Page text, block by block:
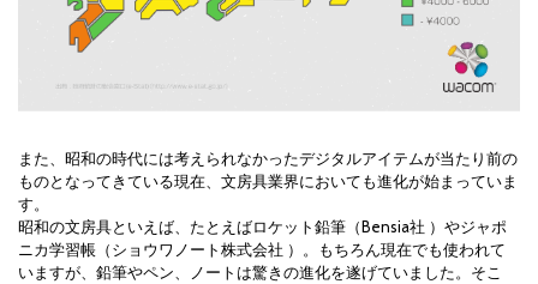
また、昭和の時代には考えられなかったデジタルアイテムが当たり前の
ものとなってきている現在、文房具業界においても進化が始まっていま
す。
昭和の文房具といえば、たとえばロケット鉛筆（Bensia社 ）やジャポ
ニカ学習帳（ショウワノート株式会社 ）。もちろん現在でも使われて
いますが、鉛筆やペン、ノートは驚きの進化を遂げていました。そこ